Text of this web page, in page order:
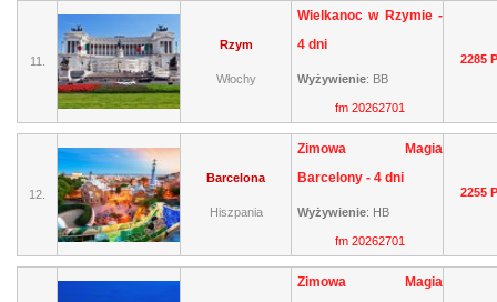
11.
Rzym
Włochy
Wielkanoc w Rzymie -
4 dni
Wyżywienie: BB
fm 20262701
2285
12.
Barcelona
Hiszpania
Zimowa Magia
Barcelony - 4 dni
Wyżywienie: HB
fm 20262701
2255
Zimowa Magia